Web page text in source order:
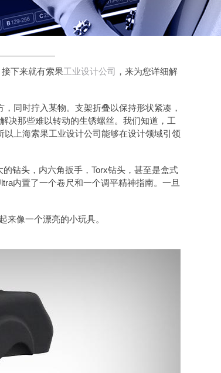
接下来就有索果工业设计公司 ，来为您详细解
同时拧入某物。支架折叠以保持形状紧凑，
解决那些难以转动的生锈螺丝。 我们知道，工
上海索果工业设计公司能够在设计领域引领
钻头，内六角扳手，Torx钻头，甚至是盒式
内置了一个卷尺和一个调平精神指南。一旦
像一个漂亮的小玩具。